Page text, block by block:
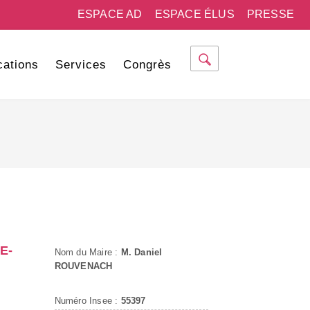
PRESSE
ESPACE ÉLUS
ESPACE AD
Services Congrès
Nom du Maire : M. Daniel
ROUVENACH
Numéro Insee : 55397